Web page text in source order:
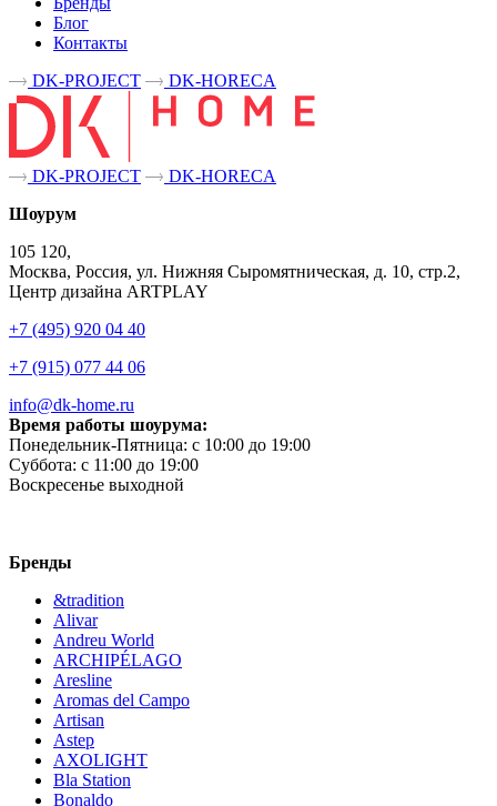
Блог
Контакты
DK-PROJECT
DK-HORECA
DK-PROJECT
DK-HORECA
Шоурум
105 120,
Москва, Россия, ул. Нижняя Сыромятническая, д. 10, стр.2,
Центр дизайна ARTPLAY
+7 (495) 920 04 40
+7 (915) 077 44 06
info@dk-home.ru
Время работы шоурума:
Понедельник-Пятница: c 10:00 до 19:00
Суббота: c 11:00 до 19:00
Воскресенье выходной
Бренды
&tradition
Alivar
Andreu World
ARCHIPÉLAGO
Aresline
Aromas del Campo
Artisan
Astep
AXOLIGHT
Bla Station
Bonaldo